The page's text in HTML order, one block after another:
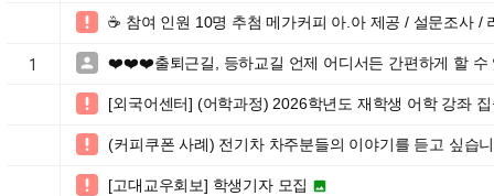
 ☕️ 참여 인원 10명 추첨 메가커피 아.아 제공 / 설문조사
1  ❤️❤️❤️출퇴근길, 등하교길 언제 어디서든 간편하게 할
 [외국어센터] (어학과정) 2026학년도 재학생 어학 강좌
 (커피쿠폰 사례) 전기차 차주분들의 이야기를 듣고 싶습
 [고대교우회보] 학생기자 모집 